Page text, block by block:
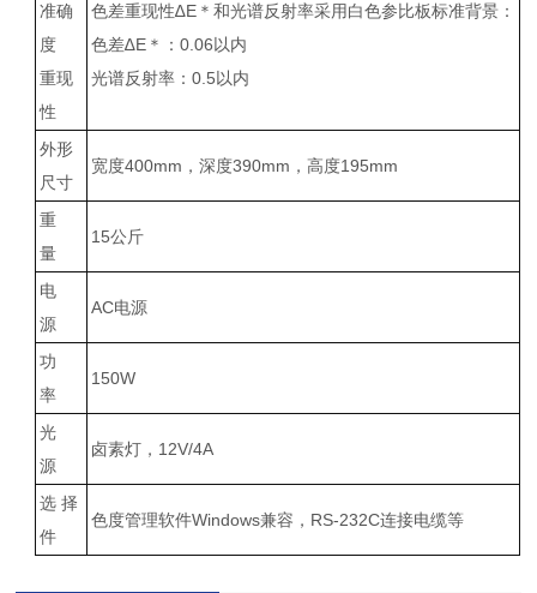
准确
度
重现
性
色差重现性∆E＊和光谱反射率采用白色参比板标准背景：
色差∆E＊：0.06以内
光谱反射率：0.5以内
外形
尺寸
宽度400mm，深度390mm，高度195mm
重
量
15公斤
电
源
AC电源
功
率
150W
光
源
卤素灯，12V/4A
选 择
件
色度管理软件Windows兼容，RS-232C连接电缆等